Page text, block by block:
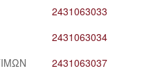
2431063033
2431063034
2431063037